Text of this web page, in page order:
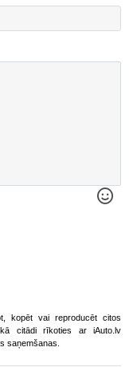
kopēt vai reproducēt citos
citādi rīkoties ar iAuto.lv
saņemšanas.